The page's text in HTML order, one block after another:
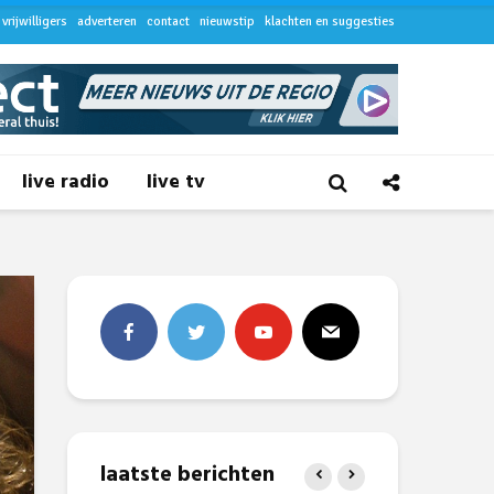
vrijwilligers adverteren contact nieuwstip klachten en suggesties
live radio live tv
laatste berichten